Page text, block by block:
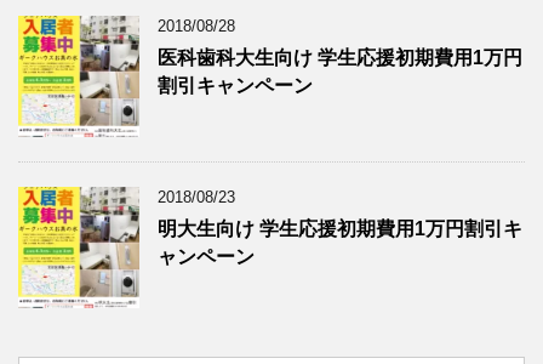
2018/08/28
医科歯科大生向け 学生応援初期費用1万円
割引キャンペーン
2018/08/23
明大生向け 学生応援初期費用1万円割引キ
ャンペーン